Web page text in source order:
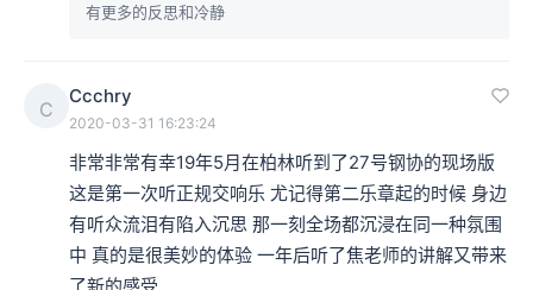
有更多的反思和冷静
C
Ccchry
2020-03-31 16:23:24
非常非常有幸19年5月在柏林听到了27号钢协的现场版
这是第一次听正规交响乐 尤记得第二乐章起的时候 身边
有听众流泪有陷入沉思 那一刻全场都沉浸在同一种氛围
中 真的是很美妙的体验 一年后听了焦老师的讲解又带来
了新的感受